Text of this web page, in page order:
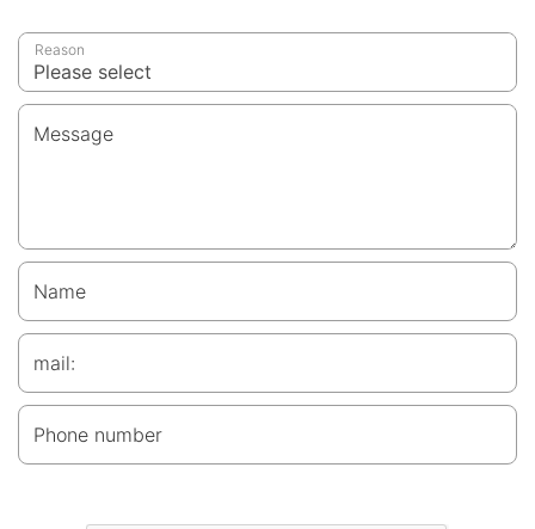
Reason
Message
Name
mail:
Phone number